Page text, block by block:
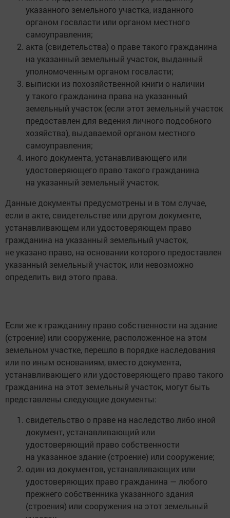
указанного земельного участка, изданного
органом госвласти или органом местного
самоуправления;
акта (свидетельства) о праве такого гражданина
на указанный земельный участок, выданный
уполномоченным органом госвласти;
выписки из похозяйственной книги о наличии
у такого гражданина права на указанный
земельный участок (если этот земельный участок
предоставлен для ведения личного подсобного
хозяйства), выдаваемой органом местного
самоуправления;
иного документа, устанавливающего или
удостоверяющего право такого гражданина
на указанный земельный участок.
Данные документы предусмотрены и в том случае,
если в акте, свидетельстве или другом документе,
устанавливающем или удостоверяющем право
гражданина на указанный земельный участок,
не указано право, на основании которого предоставлен
указанный земельный участок, или невозможно
определить вид этого права.
Если же к гражданину право собственности на здание
(строение) или сооружение, расположенное на этом
земельном участке, перешло в порядке наследования
или по иным основаниям, вместо документа,
устанавливающего или удостоверяющего право такого
гражданина на этот земельный участок, могут быть
представлены следующие документы:
свидетельство о праве на наследство либо иной
документ, устанавливающий или
удостоверяющий право собственности
на указанное здание (строение) или сооружение;
один из документов, устанавливающих или
удостоверяющих право гражданина — любого
прежнего собственника указанного здания
(строения) или сооружения на этот земельный